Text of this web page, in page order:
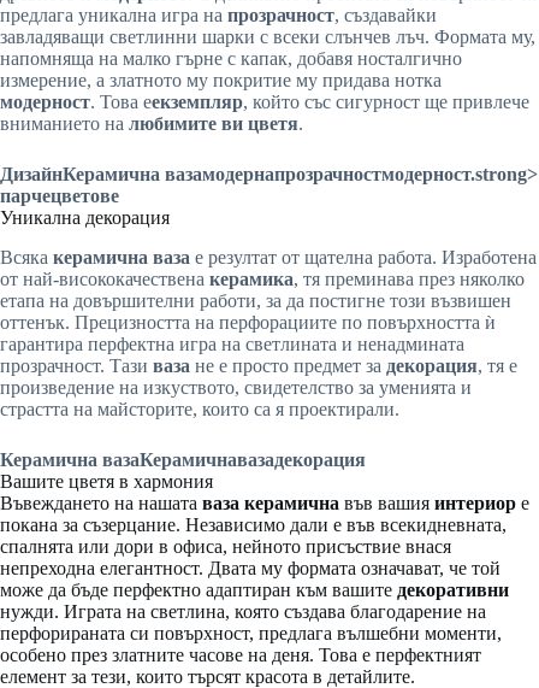
предлага уникална игра на прозрачност, създавайки
завладяващи светлинни шарки с всеки слънчев лъч. Формата му,
напомняща на малко гърне с капак, добавя носталгично
измерение, а златното му покритие му придава нотка
модерност. Това еекземпляр, който със сигурност ще привлече
вниманието на любимите ви цветя.
ДизайнКерамична вазамодернапрозрачностмодерност.strong>
парчецветове
Уникална декорация
Всяка керамична ваза е резултат от щателна работа. Изработена
от най-висококачествена керамика, тя преминава през няколко
етапа на довършителни работи, за да постигне този възвишен
оттенък. Прецизността на перфорациите по повърхността ѝ
гарантира перфектна игра на светлината и ненадмината
прозрачност. Тази ваза не е просто предмет за декорация, тя е
произведение на изкуството, свидетелство за уменията и
страстта на майсторите, които са я проектирали.
Керамична вазаКерамичнавазадекорация
Вашите цветя в хармония
Въвеждането на нашата ваза керамична във вашия интериор е
покана за съзерцание. Независимо дали е във всекидневната,
спалнята или дори в офиса, нейното присъствие внася
непреходна елегантност. Двата му формата означават, че той
може да бъде перфектно адаптиран към вашите декоративни
нужди. Играта на светлина, която създава благодарение на
перфорираната си повърхност, предлага вълшебни моменти,
особено през златните часове на деня. Това е перфектният
елемент за тези, които търсят красота в детайлите.